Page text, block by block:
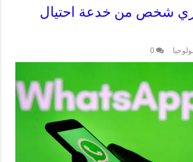
شخص من خدعة احتيال
0